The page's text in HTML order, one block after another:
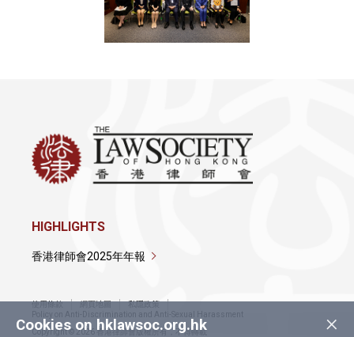
×
Cookies on hklawsoc.org.hk
HIGHLIGHTS
香港律師會2025年年報
使用條款 網頁地圖
私隱政策
Policy on Anti-Discrimination and Anti-Sexual Harassment
Copyright © 2026 香港律師會版權所有，不得轉載